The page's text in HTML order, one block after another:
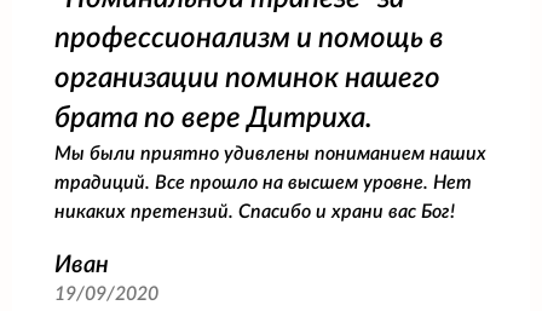
профессионализм и помощь в
организации поминок нашего
брата по вере Дитриха.
Мы были приятно удивлены пониманием наших
традиций. Все прошло на высшем уровне. Нет
никаких претензий. Спасибо и храни вас Бог!
Иван
19/09/2020